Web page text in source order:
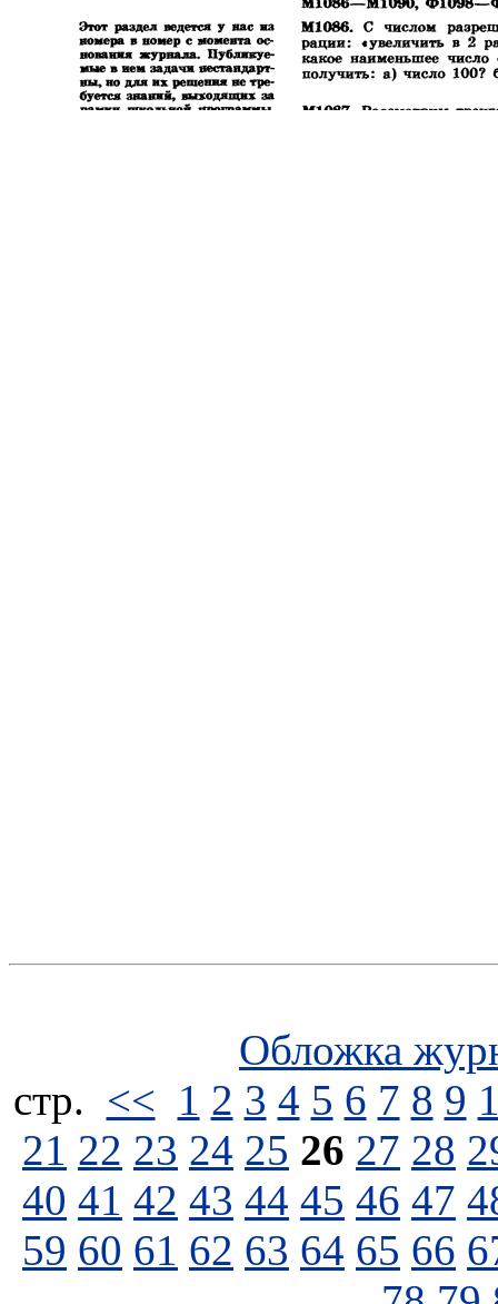
Обложка
стp. << 1 2 3 4 5 6 7 8 9
21 22 23 24 25 26 27 28
40 41 42 43 44 45 46 47
59 60 61 62 63 64 65 66